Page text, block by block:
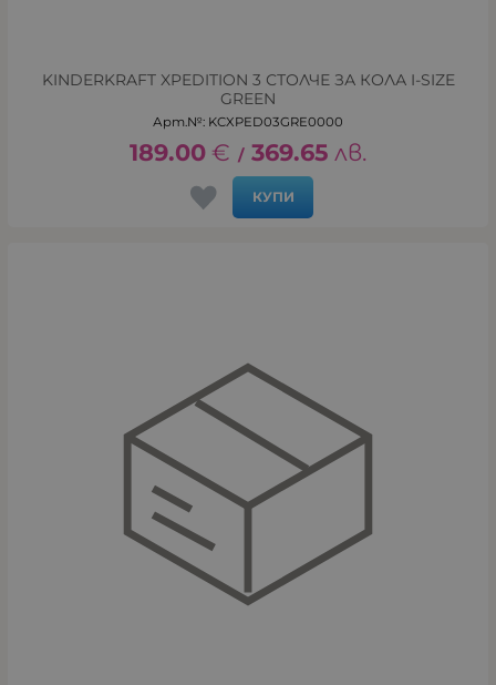
KINDERKRAFT XPEDITION 3 СТОЛЧЕ ЗА КОЛА I-SIZE
GREEN
Арт.№: KCXPED03GRE0000
189.00 € / 369.65 лв.
КУПИ